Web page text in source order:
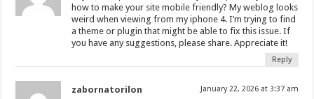
how to make your site mobile friendly? My weblog looks
weird when viewing from my iphone 4. I’m trying to find
a theme or plugin that might be able to fix this issue. If
you have any suggestions, please share. Appreciate it!
Reply
zabornatorilon January 22, 2026 at 3:37 am